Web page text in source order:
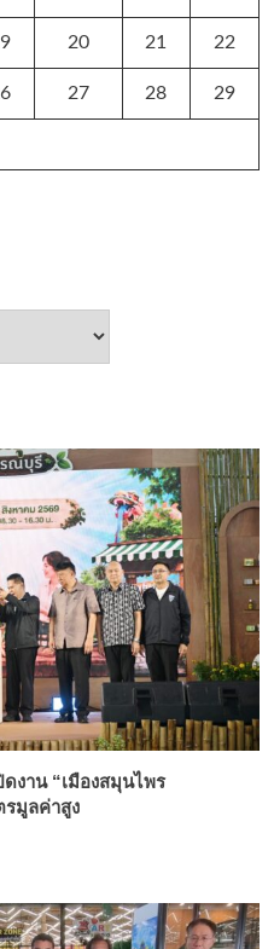
20 21 22
27 28 29
งาน “เมืองสมุนไพร
รมูลค่าสูง